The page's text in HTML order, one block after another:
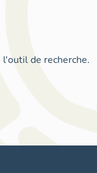
de recherche.